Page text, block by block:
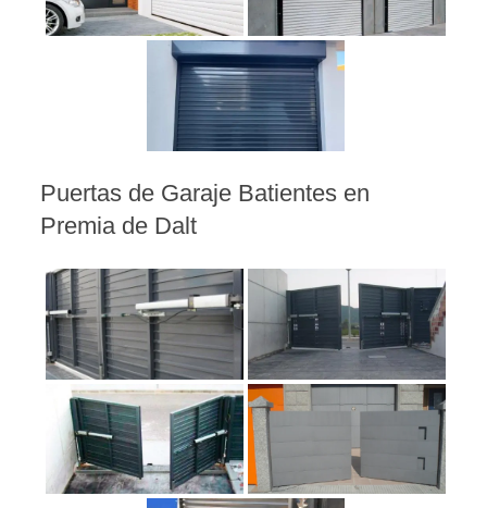
Puertas de Garaje Batientes en
Premia de Dalt